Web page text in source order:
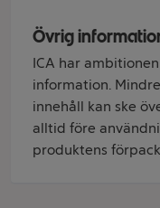
Övrig
ICA har
information.
innehåll kan ske
alltid före
produktens